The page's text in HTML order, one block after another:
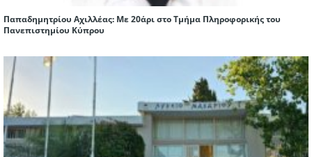
Παπαδημητρίου Αχιλλέας: Με 20άρι στο Τμήμα Πληροφορικής του
Πανεπιστημίου Κύπρου